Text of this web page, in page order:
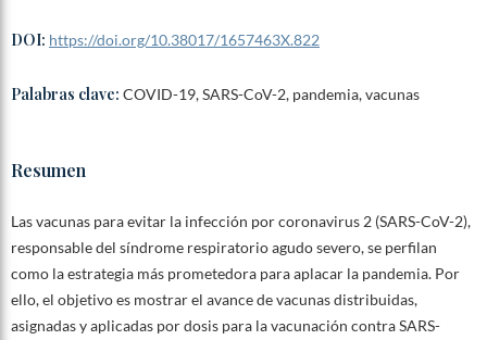
DOI: https://doi.org/10.38017/1657463X.822
Palabras clave: COVID-19, SARS-CoV-2, pandemia, vacunas
Resumen
Las vacunas para evitar la infección por coronavirus 2 (SARS-CoV-2),
responsable del síndrome respiratorio agudo severo, se perfilan
como la estrategia más prometedora para aplacar la pandemia. Por
ello, el objetivo es mostrar el avance de vacunas distribuidas,
asignadas y aplicadas por dosis para la vacunación contra SARS-